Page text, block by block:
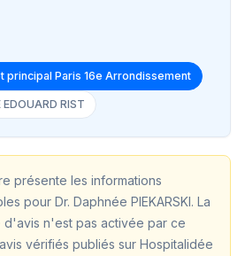
Cabinet principal Paris 16e Arrondissement
RIST
présente les informations
pour Dr. Daphnée PIEKARSKI. La
n'est pas activée par ce
vérifiés publiés sur Hospitalidée